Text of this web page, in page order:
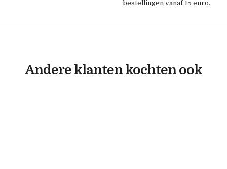
bestellingen vanaf 15 euro.
Andere klanten kochten ook